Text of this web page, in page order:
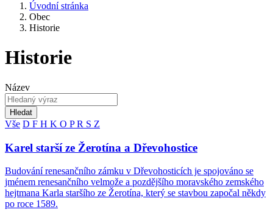
Úvodní stránka
Obec
Historie
Historie
Název
Hledat
Vše D F H K O PR S Z
Karel starší ze Žerotína a Dřevohostice
Budování renesančního zámku v Dřevohosticích je spojováno se
jménem renesančního velmože a pozdějšího moravského zemského
hejtmana Karla staršího ze Žerotína, který se stavbou započal někdy
po roce 1589.